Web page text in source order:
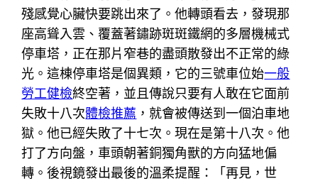
殘感覺心臟快要跳出來了。他轉頭看去，發現那
座高聳入雲、覆蓋著鏽跡斑斑鐵網的多層機械式
停車塔，正在那片窄巷的盡頭散發出不正常的綠
光。這棟停車塔是個異類，它的三號車位始一般
勞工健檢終空著，並且傳說只要有人敢在它面前
失敗十八次體檢推薦 ，就會被傳送到一個泊車地
獄。他已經失敗了十七次。現在是第十八次。他
打了方向盤，車頭朝著銅獨角獸的方向猛地偏
轉。後視鏡發出最後的溫柔提醒：「再見，世